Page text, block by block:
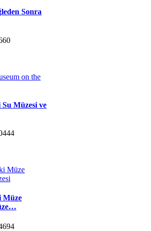
Sonra
Müzesi ve
Müze